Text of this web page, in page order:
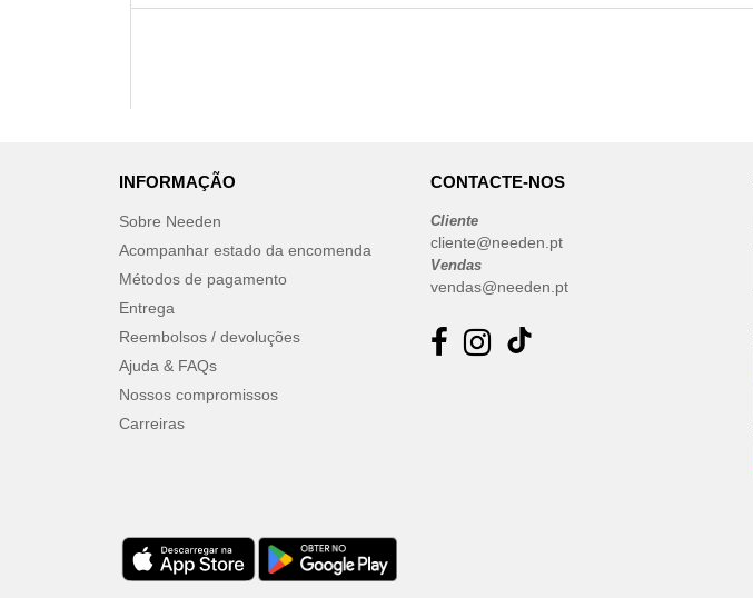
INFORMAÇÃO
Sobre Needen
Acompanhar estado da encomenda
Métodos de pagamento
Entrega
Reembolsos / devoluções
Ajuda & FAQs
Nossos compromissos
Carreiras
CONTACTE-NOS
Cliente
cliente@needen.pt
Vendas
vendas@needen.pt